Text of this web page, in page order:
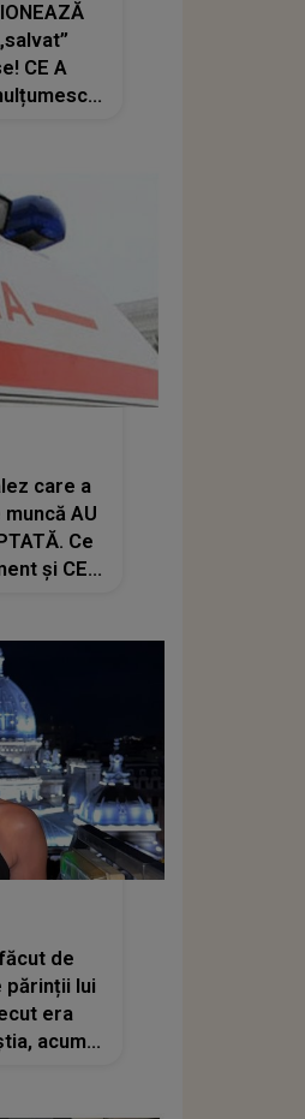
CE A
care a
AU
Ce
și CE
"Din
de
părinții lui
era
acum